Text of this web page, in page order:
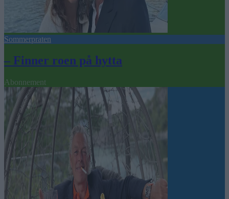
Sommerpraten
– Finner roen på hytta
Abonnement